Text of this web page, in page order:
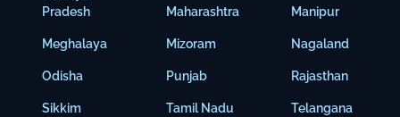
Pradesh
Meghalaya
Odisha
Sikkim
Maharashtra
Mizoram
Punjab
Tamil Nadu
Manipur
Nagaland
Rajasthan
Telangana